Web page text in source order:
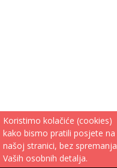
Koristimo kolačiće (cookies)
kako bismo pratili posjete na
našoj stranici, bez spremanja
Vaših osobnih detalja.